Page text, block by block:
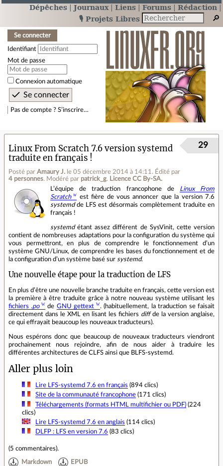
Dépêches Journaux Liens Forums
Rédaction
🎙️ Projets Libres
Se connecter
Identifiant
Mot de passe
Connexion automatique
Pas de compte ? S’inscrire…
Linux From Scratch 7.6 version systemd
traduite en français !
Posté par Amaury J. le 05 décembre 2014 à 14:11 . Édité par
4 personnes. Modéré par patrick_g. Licence CC By‑SA.
29
L’équipe de traduction francophone de Linux From
Scratch
est fière de vous annoncer que la version 7.6
systemdde LFS est désormais complètement traduite en
français !
systemdétant assez différent de SysVinit, cette version
contient de nombreuses adaptations pour la configuration du système qui
vous permettront, en plus de comprendre le fonctionnement d’un
système GNU/Linux, de comprendre les bases du fonctionnement et de
la configuration d’un système basé sur systemd.
Une nouvelle étape pour la traduction de LFS
En plus d’être une nouvelle branche traduite en français, cette version est
la première à être traduite grâce à notre nouveau système utilisant les
fichiers .po de GNU gettext
. (habituellement, la traduction se faisait
directement dans le XML en lisant les fichiers diffde la version anglaise,
ce qui effrayait beaucoup les nouveaux traducteurs).
Nous espérons donc que beaucoup de nouveaux traducteurs viendront
prochainement nous rejoindre, afin de nous aider à traduire les
différentes architectures de CLFS ainsi que BLFS-systemd.
Aller plus loin
Lire LFS-systemd 7.6 en français (894 clics)
Site de la communauté francophone(171 clics)
Téléchargements (formats HTML multifichier ou PDF)(224
clics)
Lire LFS-systemd 7.6 en anglais (114 clics)
DLFP : LFS en version 7.6 (83 clics)
(5 commentaires).
Markdown EPUB